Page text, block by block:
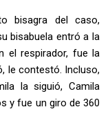
bisagra del caso,
bisabuela entró a la
el respirador, fue la
le contestó. Incluso,
la siguió, Camila
y fue un giro de 360